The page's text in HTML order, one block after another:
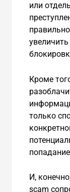
или
Кроме
только
И,
scam